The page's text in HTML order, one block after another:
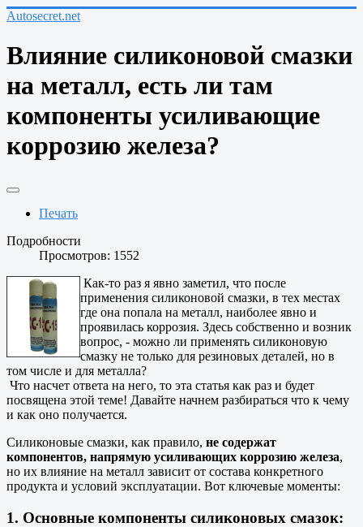
Autosecret.net
Влияние силиконовой смазки
на металл, есть ли там
компоненты усиливающие
коррозию железа?
Печать
Подробности
Просмотров: 1552
Как-то раз я явно заметил, что после
применения силиконовой смазки, в тех местах
где она попала на металл, наиболее явно и
проявилась коррозия. Здесь собственно и возник
вопрос, - можно ли применять силиконовую
смазку не только для резиновых деталей, но в
том числе и для металла?
Что насчет ответа на него, то эта статья как раз и будет
посвящена этой теме! Давайте начнем разбираться что к чему
и как оно получается.
Силиконовые смазки, как правило, не содержат
компонентов, напрямую усиливающих коррозию железа,
но их влияние на металл зависит от состава конкретного
продукта и условий эксплуатации. Вот ключевые моменты:
1. Основные компоненты силиконовых смазок: